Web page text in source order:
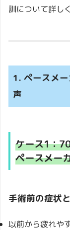
訓について詳し
1. ペースメ
声
ケース1：
ペースメー
手術前の症状
以前から疲れや